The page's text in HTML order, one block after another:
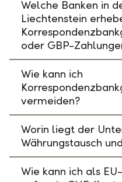
Welche Banken in
Liechtenstein
oder GBP-
Wie kann ich
vermeiden?
Worin liegt der
Währungstausch
Wie kann ich als